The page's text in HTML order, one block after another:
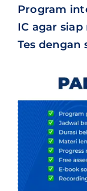
Program
IC agar
Tes